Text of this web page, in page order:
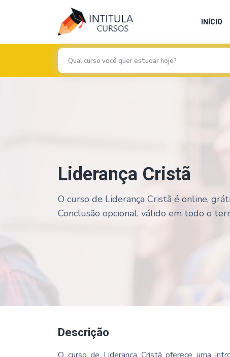
INÍCIO
Liderança Cristã
O curso de Liderança Cristã é online,
Conclusão opcional, válido em todo o
Descrição